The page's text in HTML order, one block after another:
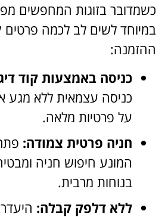
כשמדובר בזוגות המחפשים
במיוחד לשים לב לכמה פרטים
ההזמנה:
כניסה באמצעות קוד
כניסה עצמאית ללא מגע
על פרטיות מלאה.
חניה פרטית צמודה:
המונע חיפוש חניה
בנוחות מרבית.
ללא דלפק קבלה: